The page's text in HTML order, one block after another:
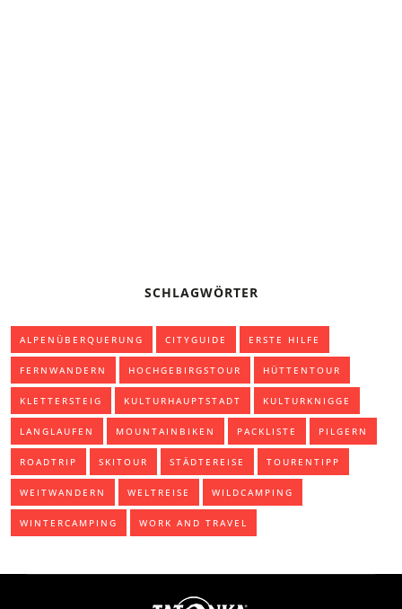
SCHLAGWÖRTER
ALPENÜBERQUERUNG CITYGUIDE ERSTE HILFE
FERNWANDERN HOCHGEBIRGSTOUR HÜTTENTOUR
KLETTERSTEIG KULTURHAUPTSTADT KULTURKNIGGE
LANGLAUFEN MOUNTAINBIKEN PACKLISTE PILGERN
ROADTRIP SKITOUR STÄDTEREISE TOURENTIPP
WEITWANDERN WELTREISE WILDCAMPING
WINTERCAMPING WORK AND TRAVEL